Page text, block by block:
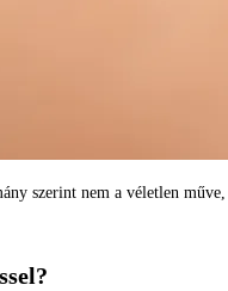
szerint nem a véletlen